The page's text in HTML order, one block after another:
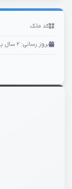
کد ملک
بروز رسانی: ۲ سال پیش